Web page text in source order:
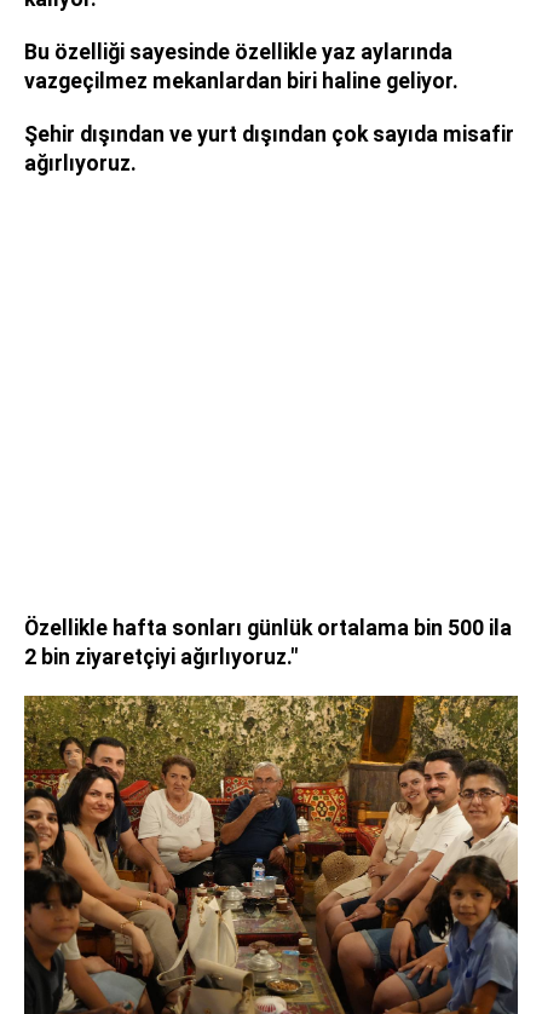
Bu özelliği sayesinde özellikle yaz aylarında
vazgeçilmez mekanlardan biri haline geliyor.
Şehir dışından ve yurt dışından çok sayıda misafir
ağırlıyoruz.
Özellikle hafta sonları günlük ortalama bin 500 ila
2 bin ziyaretçiyi ağırlıyoruz."